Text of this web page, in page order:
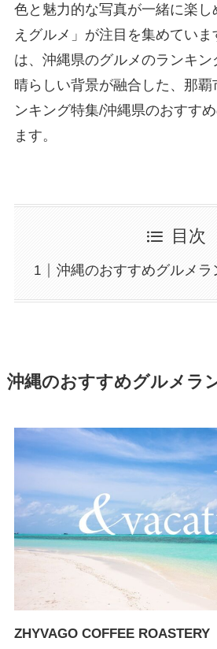
色と魅力的な写真が一緒に楽し
えグルメ」が注目を集めてい
は、沖縄県のグルメのランキ
晴らしい背景が融合した、那覇
ンキング特集/沖縄県のおすす
ます。
目次
沖縄のおすすめグルメラ
沖縄のおすすめグルメラ
ZHYVAGO COFFEE ROASTERY